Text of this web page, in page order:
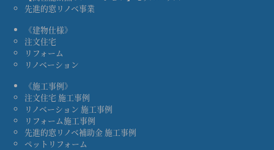
先進的窓リノベ事業
《建物仕様》
注文住宅
リフォーム
リノベーション
《施工事例》
注文住宅 施工事例
リノベーション 施工事例
リフォーム施工事例
先進的窓リノベ補助金 施工事例
ペットリフォーム